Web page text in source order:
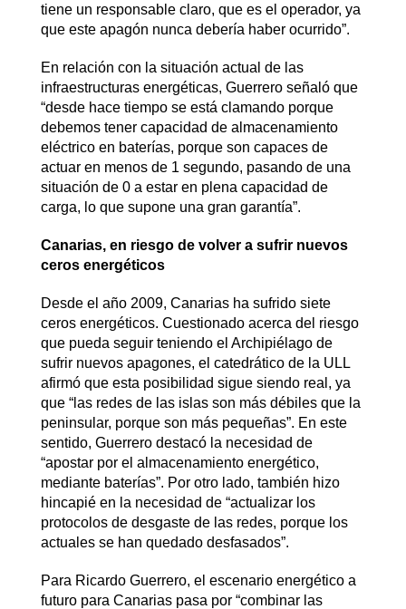
tiene un responsable claro, que es el operador, ya
que este apagón nunca debería haber ocurrido”.
En relación con la situación actual de las
infraestructuras energéticas, Guerrero señaló que
“desde hace tiempo se está clamando porque
debemos tener capacidad de almacenamiento
eléctrico en baterías, porque son capaces de
actuar en menos de 1 segundo, pasando de una
situación de 0 a estar en plena capacidad de
carga, lo que supone una gran garantía”.
Canarias, en riesgo de volver a sufrir nuevos
ceros energéticos
Desde el año 2009, Canarias ha sufrido siete
ceros energéticos. Cuestionado acerca del riesgo
que pueda seguir teniendo el Archipiélago de
sufrir nuevos apagones, el catedrático de la ULL
afirmó que esta posibilidad sigue siendo real, ya
que “las redes de las islas son más débiles que la
peninsular, porque son más pequeñas”. En este
sentido, Guerrero destacó la necesidad de
“apostar por el almacenamiento energético,
mediante baterías”. Por otro lado, también hizo
hincapié en la necesidad de “actualizar los
protocolos de desgaste de las redes, porque los
actuales se han quedado desfasados”.
Para Ricardo Guerrero, el escenario energético a
futuro para Canarias pasa por “combinar las